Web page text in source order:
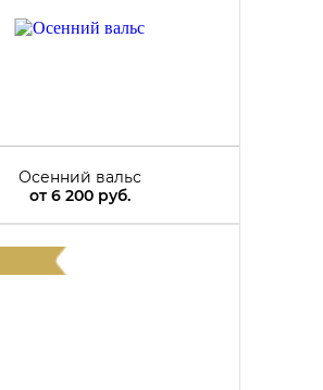
Осенний вальс
от6 200 руб.